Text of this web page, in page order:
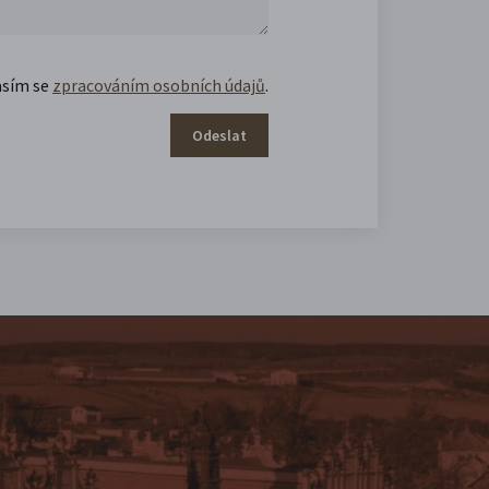
se zpracováním osobních údajů.
Odeslat